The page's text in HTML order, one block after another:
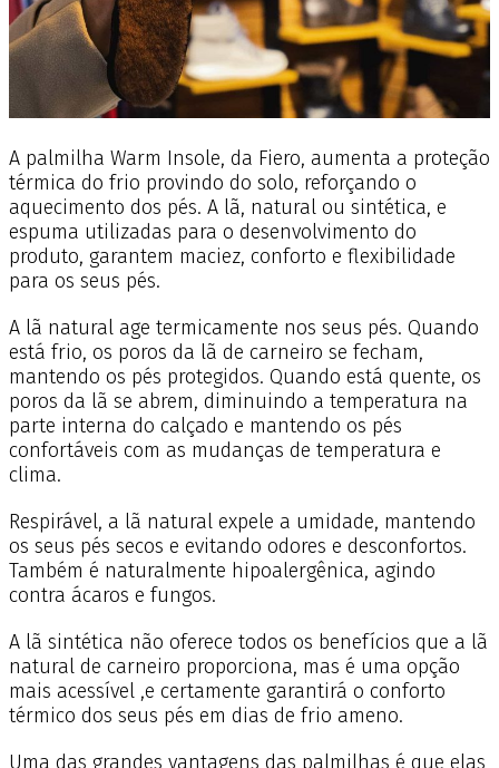
A palmilha Warm Insole, da Fiero, aumenta a proteção
térmica do frio provindo do solo, reforçando o
aquecimento dos pés. A lã, natural ou sintética, e
espuma utilizadas para o desenvolvimento do
produto, garantem maciez, conforto e flexibilidade
para os seus pés.
A lã natural age termicamente nos seus pés. Quando
está frio, os poros da lã de carneiro se fecham,
mantendo os pés protegidos. Quando está quente, os
poros da lã se abrem, diminuindo a temperatura na
parte interna do calçado e mantendo os pés
confortáveis com as mudanças de temperatura e
clima.
Respirável, a lã natural expele a umidade, mantendo
os seus pés secos e evitando odores e desconfortos.
Também é naturalmente hipoalergênica, agindo
contra ácaros e fungos.
A lã sintética não oferece todos os benefícios que a lã
natural de carneiro proporciona, mas é uma opção
mais acessível ,e certamente garantirá o conforto
térmico dos seus pés em dias de frio ameno.
Uma das grandes vantagens das palmilhas é que elas